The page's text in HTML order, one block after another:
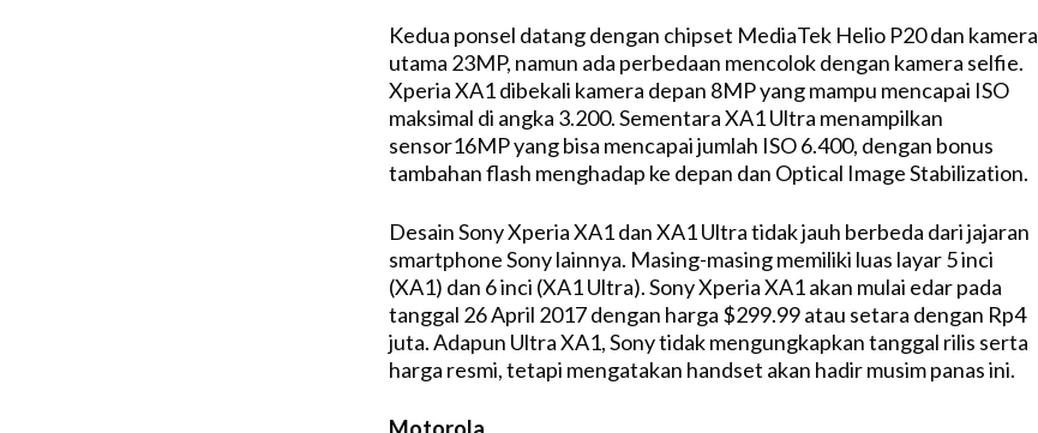
Kedua ponsel datang dengan chipset MediaTek Helio P20 dan kamera
utama 23MP, namun ada perbedaan mencolok dengan kamera selfie.
Xperia XA1 dibekali kamera depan 8MP yang mampu mencapai ISO
maksimal di angka 3.200. Sementara XA1 Ultra menampilkan
sensor16MP yang bisa mencapai jumlah ISO 6.400, dengan bonus
tambahan flash menghadap ke depan dan Optical Image Stabilization.
Desain Sony Xperia XA1 dan XA1 Ultra tidak jauh berbeda dari jajaran
smartphone Sony lainnya. Masing-masing memiliki luas layar 5 inci
(XA1) dan 6 inci (XA1 Ultra). Sony Xperia XA1 akan mulai edar pada
tanggal 26 April 2017 dengan harga $299.99 atau setara dengan Rp4
juta. Adapun Ultra XA1, Sony tidak mengungkapkan tanggal rilis serta
harga resmi, tetapi mengatakan handset akan hadir musim panas ini.